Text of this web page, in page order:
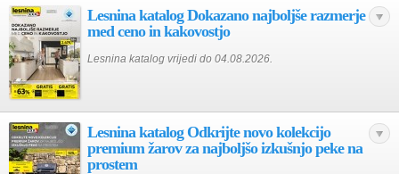
Lesnina katalog Dokazano najboljše razmerje
med ceno in kakovostjo
Lesnina katalog vrijedi do 04.08.2026.
Lesnina katalog Odkrijte novo kolekcijo
premium žarov za najboljšo izkušnjo peke na
prostem